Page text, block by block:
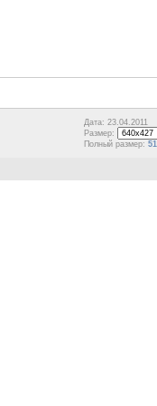
Дата: 23.04.2011
Размер:
Полный размер: